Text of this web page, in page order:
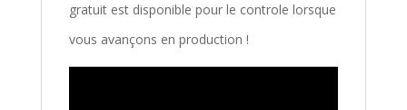
gratuit est disponible pour le controle lorsque
vous avançons en production !